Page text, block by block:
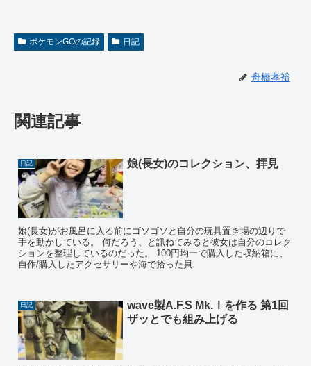
ポケモンGOの記録 日記
舟橋孝裕
関連記事
日記 娘(長女)のコレクション、拝見
娘(長女)がお風呂に入る前にゴソゴソと自分の玩具置き場の辺りで
手を動かしている。 何だろう、と訊ねてみると彼女は自分のコレク
ションを整理しているのだった。 100円均一で購入した収納箱に、
自作/購入したアクセサリーや海で拾った貝
日記
wave製A.F.S Mk.Ⅰを作る 第1回
ザッとでも組み上げる